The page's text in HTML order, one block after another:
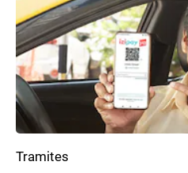
Tramites